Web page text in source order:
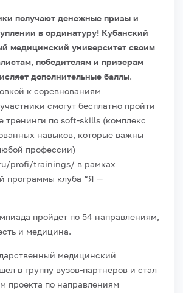
получают денежные призы и
в ординатуру! Кубанский
медицинский университет своим
победителям и призерам
дополнительные баллы.
к соревнованиям
смогут бесплатно пройти
тренинги по soft-skills (комплекс
навыков, которые важны
профессии)
profi/trainings/ в рамках
программы клуба “Я —
пройдет по 54 направлениям,
и медицина.
медицинский
в группу вузов-партнеров и стал
проекта по направлениям